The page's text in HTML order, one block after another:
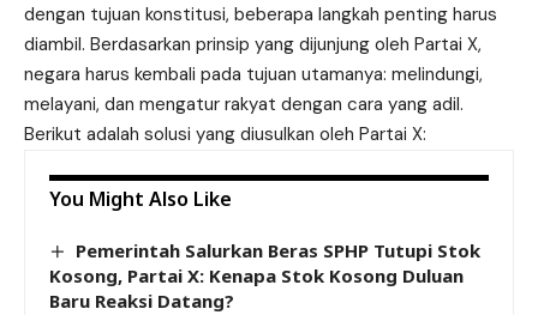
dengan tujuan konstitusi, beberapa langkah penting harus
diambil. Berdasarkan prinsip yang dijunjung oleh Partai X,
negara harus kembali pada tujuan utamanya: melindungi,
melayani, dan mengatur rakyat dengan cara yang adil.
Berikut adalah solusi yang diusulkan oleh Partai X:
You Might Also Like
Pemerintah Salurkan Beras SPHP Tutupi Stok
Kosong, Partai X: Kenapa Stok Kosong Duluan
Baru Reaksi Datang?